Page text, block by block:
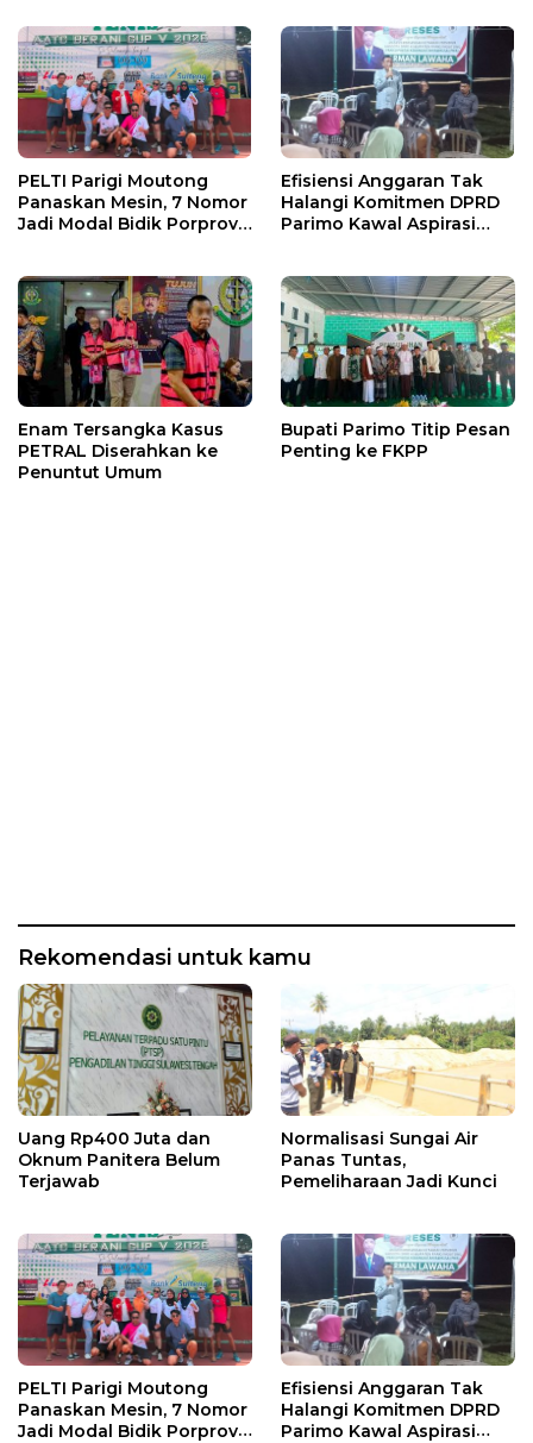
PELTI Parigi Moutong
Panaskan Mesin, 7 Nomor
Jadi Modal Bidik Porprov
Efisiensi Anggaran Tak
Halangi Komitmen DPRD
Parimo Kawal Aspirasi
Enam Tersangka Kasus
PETRAL Diserahkan ke
Penuntut Umum
Bupati Parimo Titip Pesan
Penting ke FKPP
Rekomendasi untuk kamu
Uang Rp400 Juta dan
Oknum Panitera Belum
Terjawab
Normalisasi Sungai Air
Panas Tuntas,
Pemeliharaan Jadi Kunci
PELTI Parigi Moutong
Panaskan Mesin, 7 Nomor
Jadi Modal Bidik Porprov
Efisiensi Anggaran Tak
Halangi Komitmen DPRD
Parimo Kawal Aspirasi